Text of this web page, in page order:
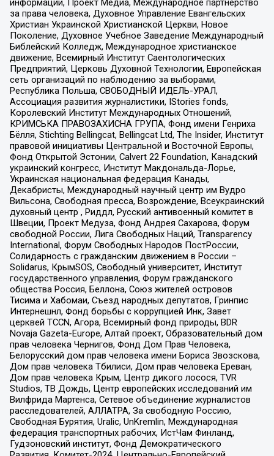
информации, Проект Медиа, Международное партнерство
за права человека, Духовное Управление Евангельских
Христиан Украинской Христианской Церкви, Новое
Поколение, Духовное Учебное Заведение Международный
Библейский Колледж, Международное христианское
движение, Всемирный Институт Саентологических
Предприятий, Церковь Духовной Технологии, Европейская
сеть организаций по наблюдению за выборами,
Республика Польша, СВОБОДНЫЙ ИДЕЛЬ-УРАЛ,
Ассоциация развития журналистики, IStories fonds,
Королевский Институт Международных Отношений,
КРИМСЬКА ПРАВОЗАХИСНА ГРУПА, Фонд имени Генриха
Бёлля, Stichting Bellingcat, Bellingcat Ltd, The Insider, Институт
правовой инициативы Центральной и Восточной Европы,
Фонд Открытой Эстонии, Calvert 22 Foundation, Канадский
украинский конгресс, Институт Макдональда-Лорье,
Украинская национальная федерация Канады,
Декабристы, Международный научный центр им Вудро
Вильсона, Свободная пресса, Возрождение, Всеукраинский
духовный центр , Риддл, Русский антивоенный комитет в
Швеции, Проект Медуза, Фонд Андрея Сахарова, Форум
свободной России, Лига Свободных Наций, Transparеncy
International, Форум Свободных Народов ПостРоссии,
Солидарность с гражданским движением в России –
Solidarus, КрымSOS, Свободный университет, Институт
государственного управления, Форум гражданского
общества Россия, Беллона, Союз жителей островов
Тисима и Хабомаи, Съезд народных депутатов, Гринпис
Интернешнл, Фонд борьбы с коррупцией Инк, Завет
церквей TCCN, Агора, Всемирный фонд природы, BDR
Novaja Gazeta-Europe, Алтай проект, Образовательный дом
прав человека Чернигов, Фонд Дом Прав Человека,
Белорусский дом прав человека имени Бориса Звозскова,
Дом прав человека Тбилиси, Дом прав человека Ереван,
Дом прав человека Крым, Центр дикого лосося, TVR
Studios, ТВ Дождь, Центр европейских исследований им
Вилфрида Мартенса, Сетевое объединение журналистов
расследователей, АЛЛАТРА, За свободную Россию,
Свободная Бурятия, Uralic, UnKremlin, Международная
федерация транспортных рабочих, ИстЧам Финланд,
Гудзоновский институт, Фонд Демократического